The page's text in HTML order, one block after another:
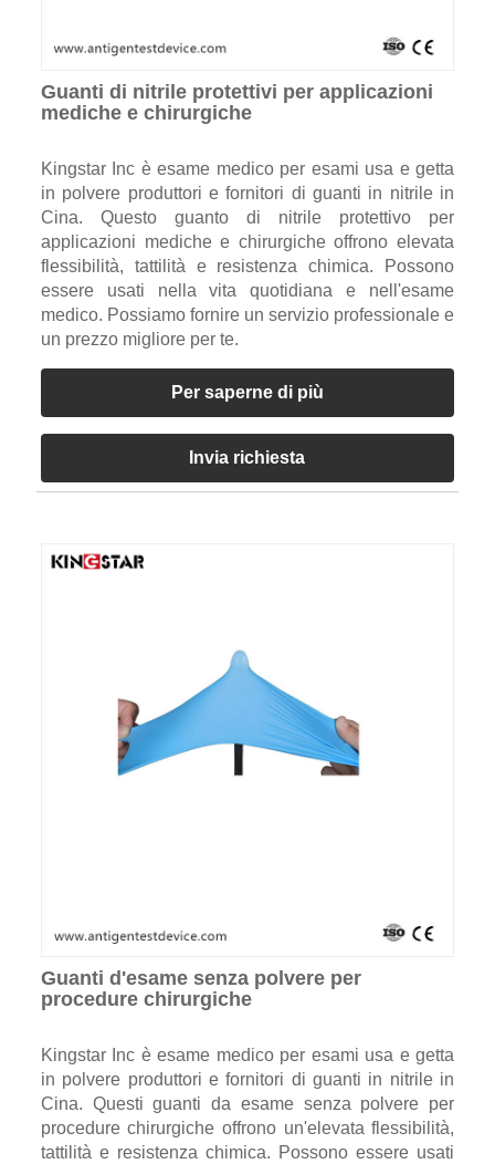
Guanti di nitrile protettivi per applicazioni
mediche e chirurgiche
Kingstar Inc è esame medico per esami usa e getta
in polvere produttori e fornitori di guanti in nitrile in
Cina. Questo guanto di nitrile protettivo per
applicazioni mediche e chirurgiche offrono elevata
flessibilità, tattilità e resistenza chimica. Possono
essere usati nella vita quotidiana e nell'esame
medico. Possiamo fornire un servizio professionale e
un prezzo migliore per te.
Per saperne di più
Invia richiesta
Guanti d'esame senza polvere per
procedure chirurgiche
Kingstar Inc è esame medico per esami usa e getta
in polvere produttori e fornitori di guanti in nitrile in
Cina. Questi guanti da esame senza polvere per
procedure chirurgiche offrono un'elevata flessibilità,
tattilità e resistenza chimica. Possono essere usati